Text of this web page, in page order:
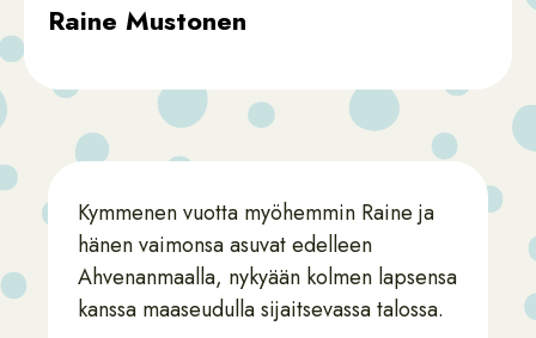
Raine Mustonen
Kymmenen vuotta myöhemmin Raine ja
hänen vaimonsa asuvat edelleen
Ahvenanmaalla, nykyään kolmen lapsensa
kanssa maaseudulla sijaitsevassa talossa.